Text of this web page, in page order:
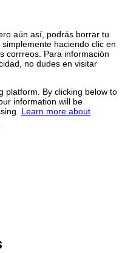
aún así, podrás borrar tu
haciendo clic en
corrreos. Para información
no dudes en visitar
platform. By clicking below to
information will be
Learn more about